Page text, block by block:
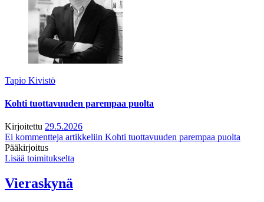
Tapio Kivistö
Kohti tuottavuuden parempaa puolta
Kirjoitettu 29.5.2026
Ei kommentteja artikkeliin Kohti tuottavuuden parempaa puolta
Pääkirjoitus
Lisää toimitukselta
Vieraskynä